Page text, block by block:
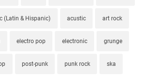
(Latin & Hispanic) acustic art rock
electro pop electronic grunge
post-punk punk rock ska